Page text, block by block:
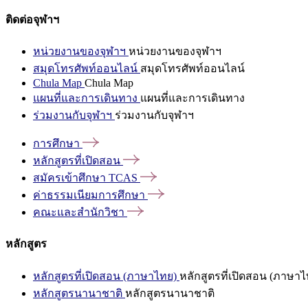
ติดต่อจุฬาฯ
หน่วยงานของจุฬาฯ หน่วยงานของจุฬาฯ
สมุดโทรศัพท์ออนไลน์ สมุดโทรศัพท์ออนไลน์
Chula Map Chula Map
แผนที่และการเดินทาง แผนที่และการเดินทาง
ร่วมงานกับจุฬาฯ ร่วมงานกับจุฬาฯ
การศึกษา
หลักสูตรที่เปิดสอน
สมัครเข้าศึกษา TCAS
ค่าธรรมเนียมการศึกษา
คณะและสำนักวิชา
หลักสูตร
หลักสูตรที่เปิดสอน (ภาษาไทย) หลักสูตรที่เปิดสอน (ภาษาไ
หลักสูตรนานาชาติ หลักสูตรนานาชาติ